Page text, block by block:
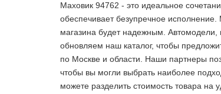
Маховик 94762 - это идеальное
обеспечивает безупречное
магазина будет надежным.
обновляем наш каталог, чтобы
по Москве и области. Наши партнеры
чтобы вы могли выбрать наиболее
можете разделить стоимость товара